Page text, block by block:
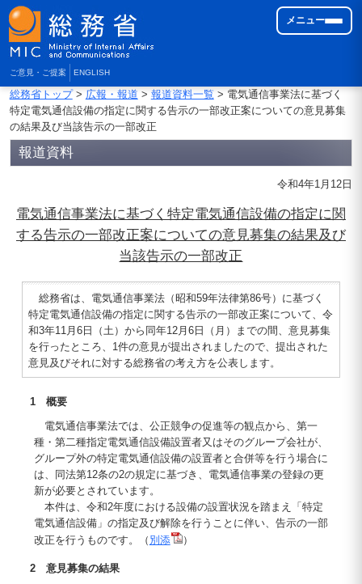
ご意見・ご提案 ENGLISH
メニュー
総務省トップ> 広報・報道 > 報道資料一覧> 電気通信事業法に基づく
特定電気通信設備の指定に関する告示の一部改正案についての意見募集
の結果及び当該告示の一部改正
報道資料
令和4年1月12日
電気通信事業法に基づく特定電気通信設備の指定に関
する告示の一部改正案についての意見募集の結果及び
当該告示の一部改正
総務省は、電気通信事業法（昭和59年法律第86号）に基づく
特定電気通信設備の指定に関する告示の一部改正案について、令
和3年11月6日（土）から同年12月6日（月）までの間、意見募集
を行ったところ、1件の意見が提出されましたので、提出された
意見及びそれに対する総務省の考え方を公表します。
1 概要
電気通信事業法では、公正競争の促進等の観点から、第一
種・第二種指定電気通信設備設置者又はそのグループ会社が、
グループ外の特定電気通信設備の設置者と合併等を行う場合に
は、同法第12条の2の規定に基づき、電気通信事業の登録の更
新が必要とされています。
本件は、令和2年度における設備の設置状況を踏まえ「特定
電気通信設備」の指定及び解除を行うことに伴い、告示の一部
改正を行うものです。（ 別添 ）
2 意見募集の結果